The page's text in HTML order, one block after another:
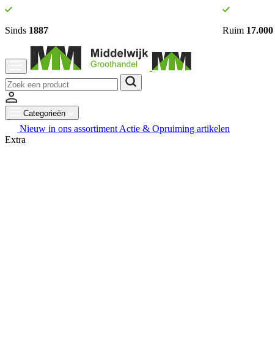
Sinds 1887 Ruim 17.000
Categorieën
Nieuw in ons assortiment Actie & Opruiming artikelen
Extra